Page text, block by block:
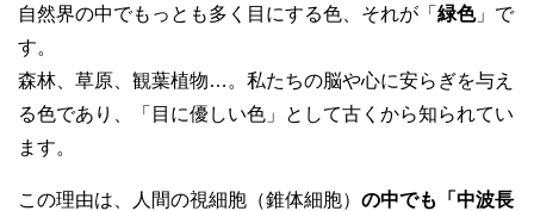
自然界の中でもっとも多く目にする色、それが「 緑色」で
す。
森林、草原、観葉植物…。私たちの脳や心に安らぎを与え
る色であり、「目に優しい色」として古くから知られてい
ます。
この理由は、人間の視細胞（錐体細胞） の中でも「中波長